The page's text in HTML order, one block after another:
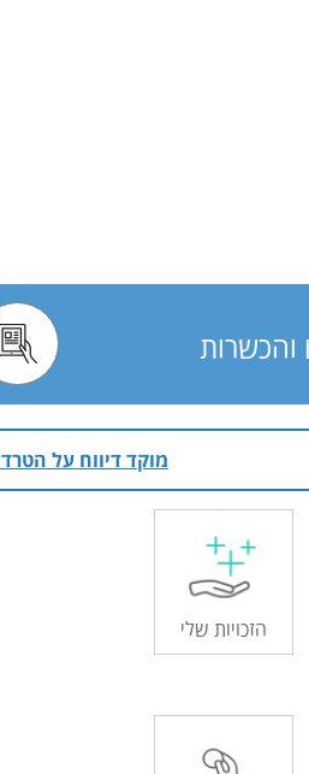
והכשרות
מוקד דיווח על
הזכויות שלי